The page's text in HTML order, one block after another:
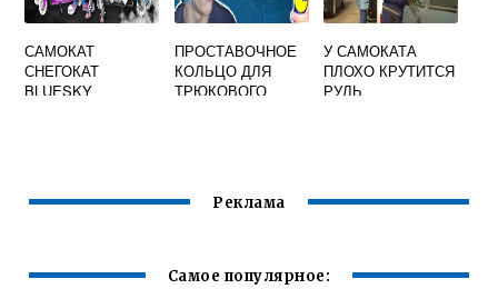
САМОКАТ
СНЕГОКАТ
BLUESKY
ПРОСТАВОЧНОЕ
КОЛЬЦО ДЛЯ
ТРЮКОВОГО
У САМОКАТА
ПЛОХО КРУТИТСЯ
РУЛЬ
Реклама
Самое популярное: